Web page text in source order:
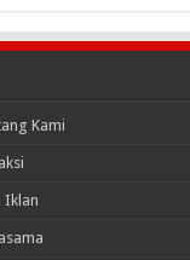
Kami